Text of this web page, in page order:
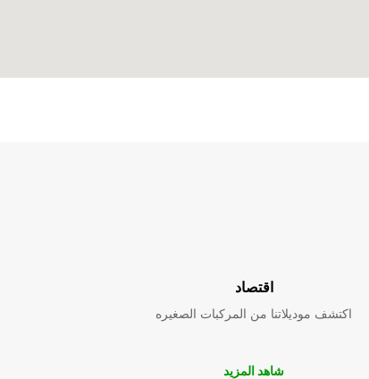
اقتصاد
اكتشف موديلاتنا من المركبات الصغيره
شاهد المزيد